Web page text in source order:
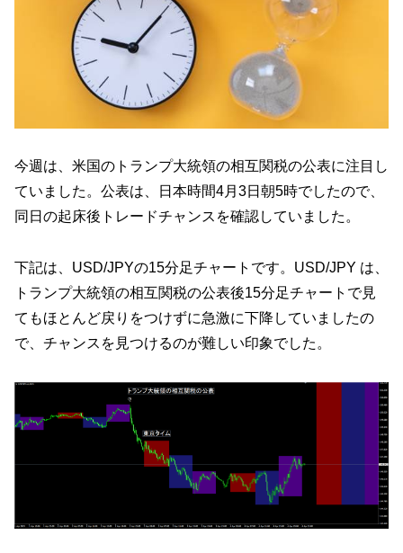
今週は、米国のトランプ大統領の相互関税の公表に注目し
ていました。公表は、日本時間4月3日朝5時でしたので、
同日の起床後トレードチャンスを確認していました。
下記は、USD/JPYの15分足チャートです。USD/JPY は、
トランプ大統領の相互関税の公表後15分足チャートで見
てもほとんど戻りをつけずに急激に下降していましたの
で、チャンスを見つけるのが難しい印象でした。